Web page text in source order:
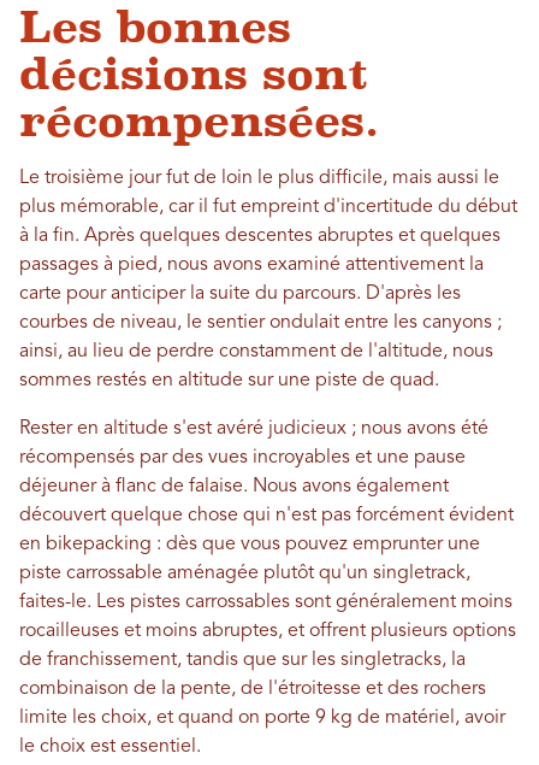
Les bonnes
décisions sont
récompensées.
Le troisième jour fut de loin le plus difficile, mais aussi le
plus mémorable, car il fut empreint d'incertitude du début
à la fin. Après quelques descentes abruptes et quelques
passages à pied, nous avons examiné attentivement la
carte pour anticiper la suite du parcours. D'après les
courbes de niveau, le sentier ondulait entre les canyons ;
ainsi, au lieu de perdre constamment de l'altitude, nous
sommes restés en altitude sur une piste de quad.
Rester en altitude s'est avéré judicieux ; nous avons été
récompensés par des vues incroyables et une pause
déjeuner à flanc de falaise. Nous avons également
découvert quelque chose qui n'est pas forcément évident
en bikepacking : dès que vous pouvez emprunter une
piste carrossable aménagée plutôt qu'un singletrack,
faites-le. Les pistes carrossables sont généralement moins
rocailleuses et moins abruptes, et offrent plusieurs options
de franchissement, tandis que sur les singletracks, la
combinaison de la pente, de l'étroitesse et des rochers
limite les choix, et quand on porte 9 kg de matériel, avoir
le choix est essentiel.